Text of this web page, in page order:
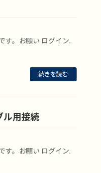
す。お願い ログイン.
続きを読む
ル用接続
す。お願い ログイン.